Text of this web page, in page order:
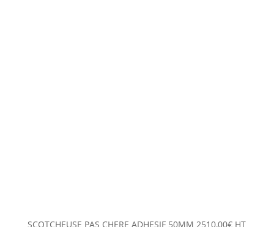
SCOTCHEUSE PAS CHERE ADHESIF 50MM 2510,00€ HT